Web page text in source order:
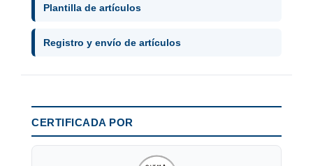
Plantilla de artículos
Registro y envío de artículos
CERTIFICADA POR